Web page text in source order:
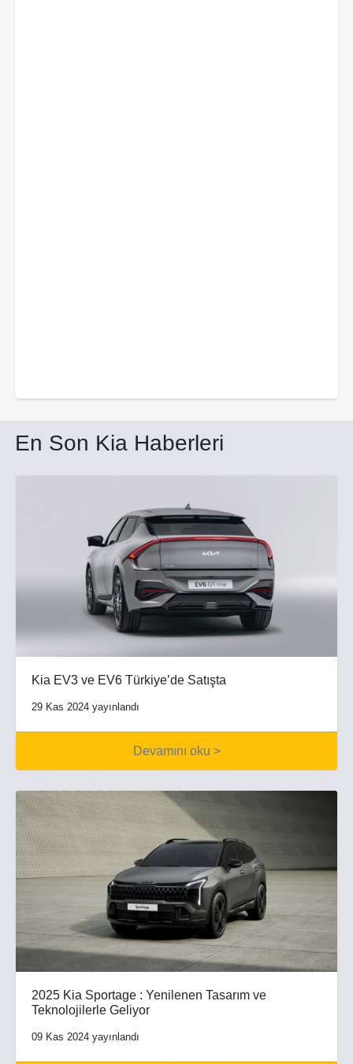
En Son Kia Haberleri
Kia EV3 ve EV6 Türkiye’de Satışta
29 Kas 2024 yayınlandı
Devamını oku >
2025 Kia Sportage : Yenilenen Tasarım ve
Teknolojilerle Geliyor
09 Kas 2024 yayınlandı